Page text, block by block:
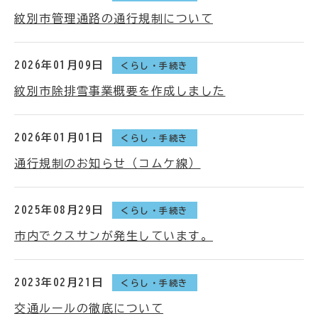
紋別市管理通路の通行規制について
2026年01月09日 くらし・手続き
紋別市除排雪事業概要を作成しました
2026年01月01日 くらし・手続き
通行規制のお知らせ（コムケ線）
2025年08月29日 くらし・手続き
市内でクスサンが発生しています。
2023年02月21日 くらし・手続き
交通ルールの徹底について